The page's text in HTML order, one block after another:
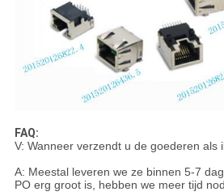
FAQ:
V: Wanneer verzendt u de goederen als
A: Meestal leveren we ze binnen 5-7
PO erg groot is, hebben we meer tijd